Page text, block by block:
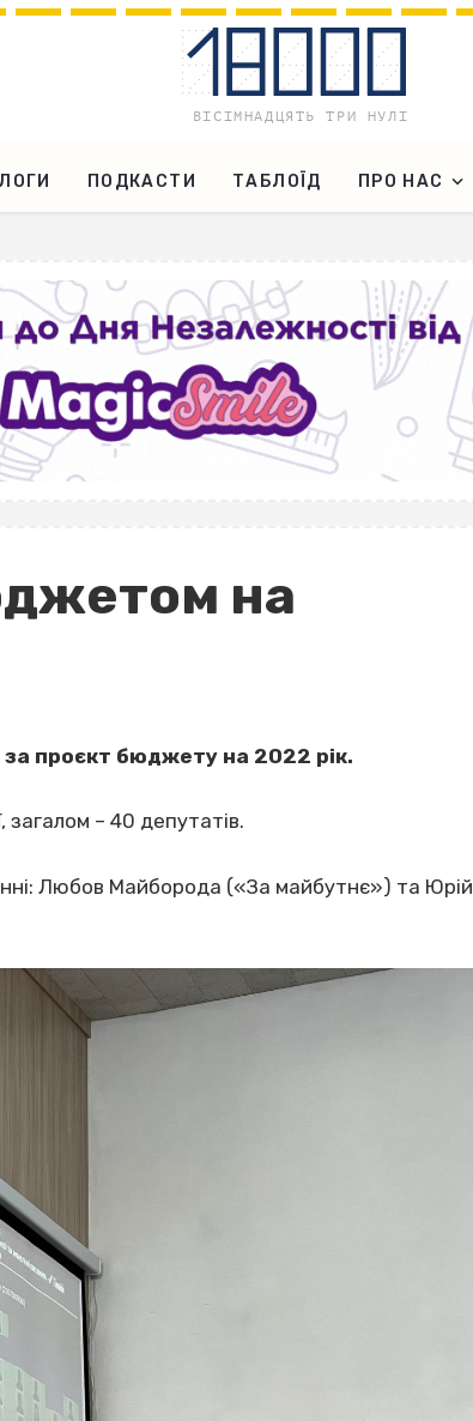
ПОДКАСТИ ТАБЛОЇД ПРО НАС
на
за проєкт бюджету на 2022 рік.
загалом – 40 депутатів.
Любов Майборода («За майбутнє») та Юрій